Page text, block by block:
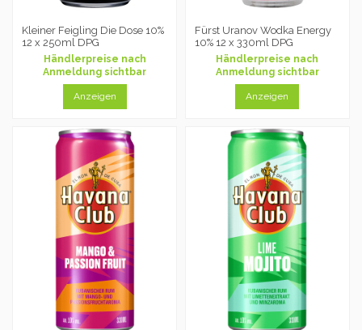
Kleiner Feigling Die Dose 10%
12 x 250ml DPG
Händlerpreise nach
Anmeldung sichtbar
Anzeigen
Fürst Uranov Wodka Energy
10% 12 x 330ml DPG
Händlerpreise nach
Anmeldung sichtbar
Anzeigen